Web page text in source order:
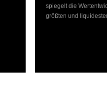
spiegelt die
größten und